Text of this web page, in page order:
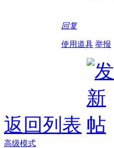
回复
使用道具 举报
返回列表
高级模式